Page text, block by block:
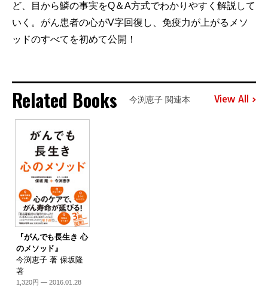
ど、目から鱗の事実をQ＆A方式でわかりやすく解説して
いく。がん患者の心がV字回復し、免疫力が上がるメソ
ッドのすべてを初めて公開！
Related Books 今渕恵子 関連本 View All
『がんでも長生き 心
のメソッド』
今渕恵子 著 保坂隆
著
1,320円 — 2016.01.28